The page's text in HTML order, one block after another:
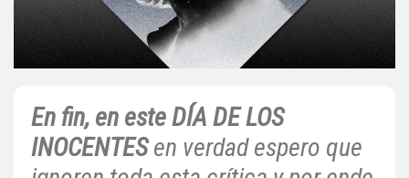
En fin, en este DÍA DE LOS
INOCENTESen verdad espero que